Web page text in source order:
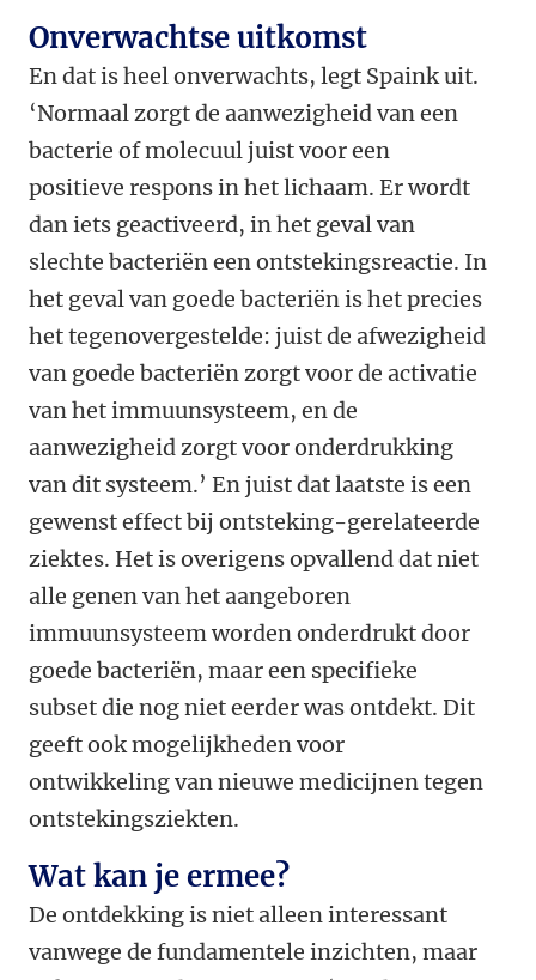
Onverwachtse uitkomst
En dat is heel onverwachts, legt Spaink uit.
‘Normaal zorgt de aanwezigheid van een
bacterie of molecuul juist voor een
positieve respons in het lichaam. Er wordt
dan iets geactiveerd, in het geval van
slechte bacteriën een ontstekingsreactie. In
het geval van goede bacteriën is het precies
het tegenovergestelde: juist de afwezigheid
van goede bacteriën zorgt voor de activatie
van het immuunsysteem, en de
aanwezigheid zorgt voor onderdrukking
van dit systeem.’ En juist dat laatste is een
gewenst effect bij ontsteking-gerelateerde
ziektes. Het is overigens opvallend dat niet
alle genen van het aangeboren
immuunsysteem worden onderdrukt door
goede bacteriën, maar een specifieke
subset die nog niet eerder was ontdekt. Dit
geeft ook mogelijkheden voor
ontwikkeling van nieuwe medicijnen tegen
ontstekingsziekten.
Wat kan je ermee?
De ontdekking is niet alleen interessant
vanwege de fundamentele inzichten, maar